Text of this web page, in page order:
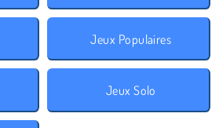
Jeux Populaires
Jeux Solo